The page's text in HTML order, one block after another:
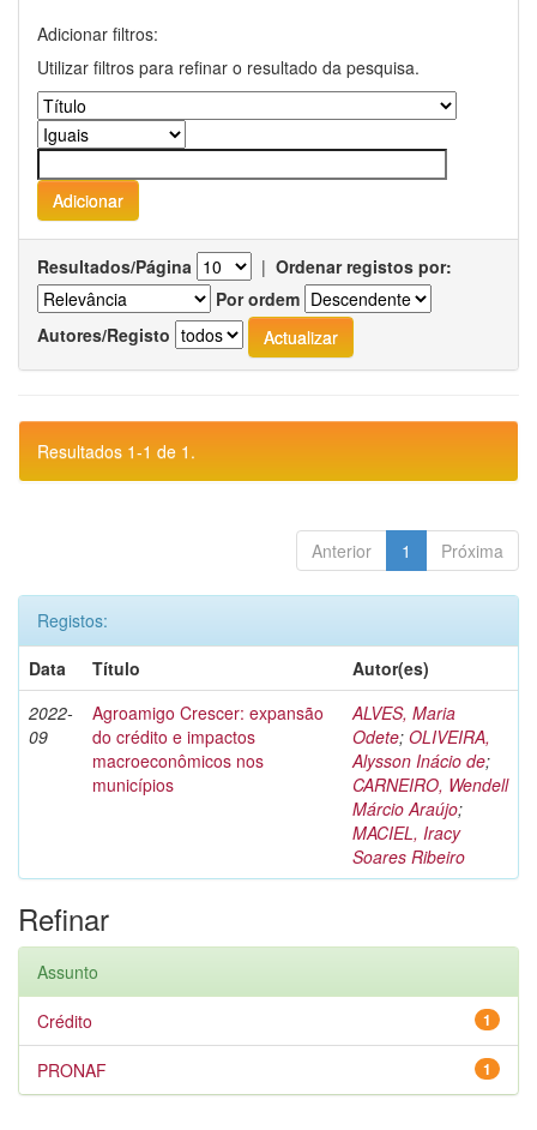
Adicionar filtros:
Utilizar filtros para refinar o resultado da pesquisa.
Resultados/Página | Ordenar registos por:
Por ordem
Autores/Registo
Resultados 1-1 de 1.
Anterior 1 Próxima
Registos:
Data
Título
Autor(es)
2022-
09
Agroamigo Crescer: expansão
do crédito e impactos
macroeconômicos nos
municípios
ALVES, Maria
Odete; OLIVEIRA,
Alysson Inácio de;
CARNEIRO, Wendell
Márcio Araújo;
MACIEL, Iracy
Soares Ribeiro
Refinar
Assunto
1
Crédito
1
PRONAF